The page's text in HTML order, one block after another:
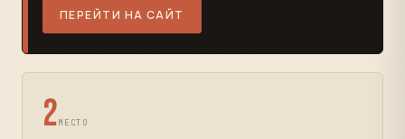
ПЕРЕЙТИ НА САЙТ
2МЕСТО